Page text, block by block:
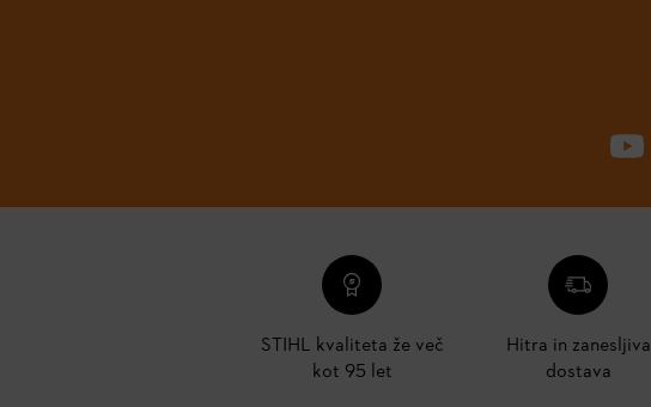
STIHL kvaliteta že več
kot 95 let
Hitra in zanesljiva
dostava